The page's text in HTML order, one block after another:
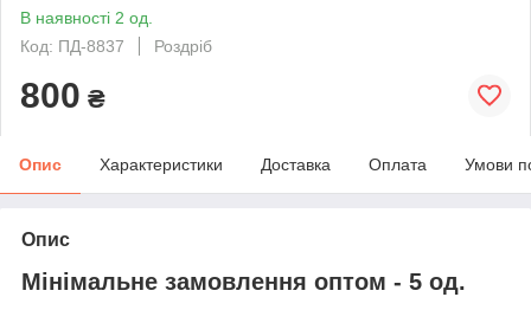
В наявності 2 од.
Код: ПД-8837
Роздріб
800 ₴
Опис Характеристики Доставка Оплата Умови
Опис
Мінімальне замовлення оптом - 5 од.